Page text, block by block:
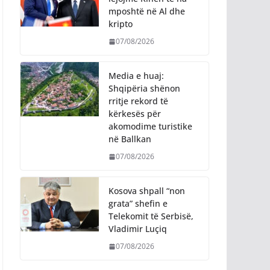
mposhtë në Al dhe
kripto
07/08/2026
Media e huaj:
Shqipëria shënon
rritje rekord të
kërkesës për
akomodime turistike
në Ballkan
07/08/2026
Kosova shpall “non
grata” shefin e
Telekomit të Serbisë,
Vladimir Luçiq
07/08/2026